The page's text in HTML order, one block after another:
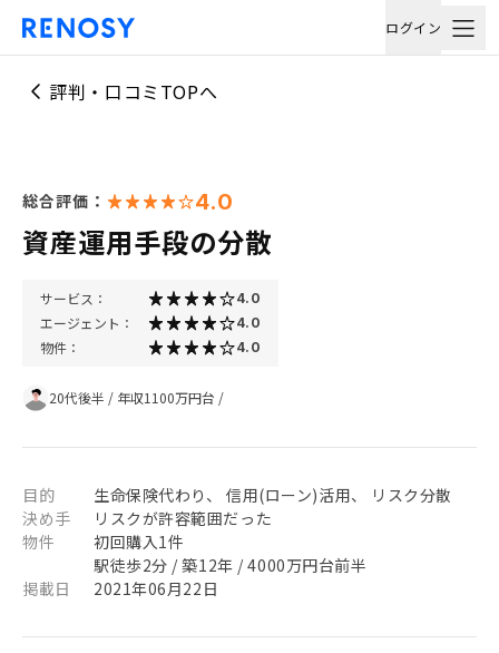
ログイン
評判・口コミTOPへ
総合評価： 4.0
資産運用手段の分散
サービス： 4.0
エージェント： 4.0
物件： 4.0
20代後半 / 年収1100万円台 /
目的
生命保険代わり、 信用(ローン)活用、 リスク分散
決め手
リスクが許容範囲だった
物件
初回購入1件
駅徒歩2分 / 築12年 / 4000万円台前半
掲載日
2021年06月22日